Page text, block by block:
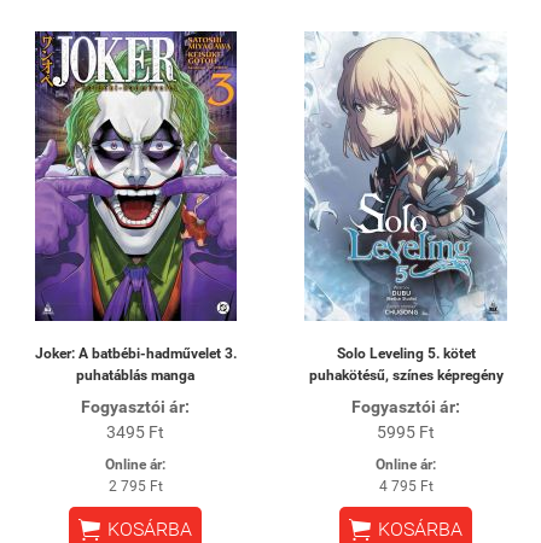
Joker: A batbébi-hadművelet 3.
puhatáblás manga
Fogyasztói ár:
3495 Ft
Online ár:
2 795 Ft
 KOSÁRBA
Solo Leveling 5. kötet
puhakötésű, színes képregény
Fogyasztói ár:
5995 Ft
Online ár:
4 795 Ft
 KOSÁRBA